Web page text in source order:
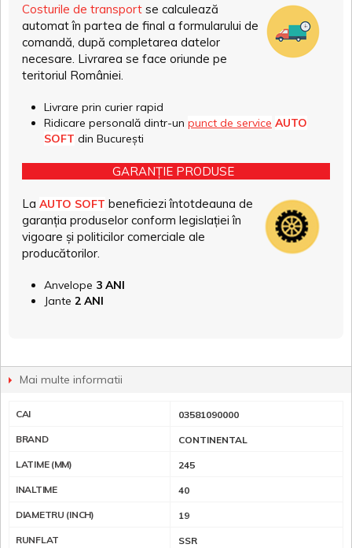
Costurile de transport se calculează
automat în partea de final a formularului de
comandă, după completarea datelor
necesare. Livrarea se face oriunde pe
teritoriul României.
Livrare prin curier rapid
Ridicare personală dintr-un punct de service AUTO
SOFT din București
GARANȚIE PRODUSE
La AUTO SOFT beneficiezi întotdeauna de
garanția produselor conform legislației în
vigoare și politicilor comerciale ale
producătorilor.
Anvelope 3 ANI
Jante 2 ANI
Mai multe informatii
CAI 03581090000
BRAND CONTINENTAL
LATIME (MM) 245
INALTIME 40
DIAMETRU (INCH) 19
RUNFLAT SSR